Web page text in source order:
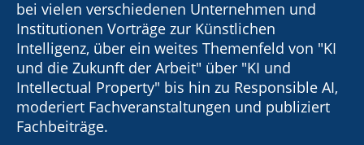
bei vielen verschiedenen Unternehmen und
Institutionen Vorträge zur Künstlichen
Intelligenz, über ein weites Themenfeld von "KI
und die Zukunft der Arbeit" über "KI und
Intellectual Property" bis hin zu Responsible AI,
moderiert Fachveranstaltungen und publiziert
Fachbeiträge.